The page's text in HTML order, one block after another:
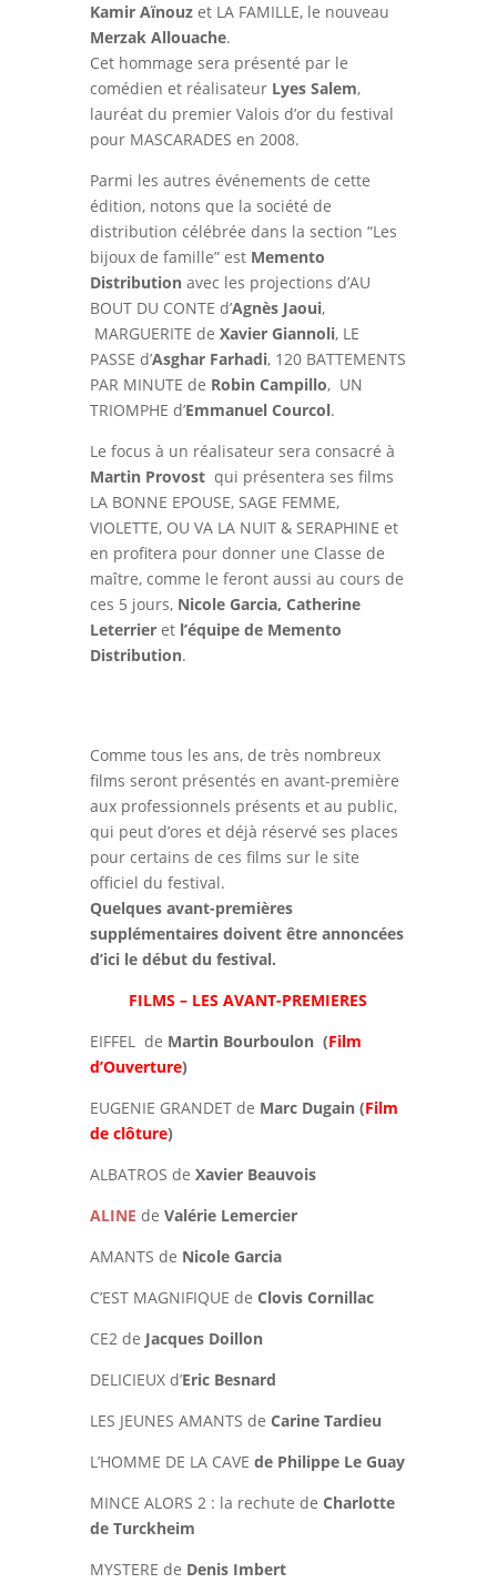
Kamir Aïnouzet LA FAMILLE, le nouveau
Merzak Allouache.
Cet hommage sera présenté par le
comédien et réalisateur Lyes Salem,
lauréat du premier Valois d’or du festival
pour MASCARADES en 2008.
Parmi les autres événements de cette
édition, notons que la société de
distribution célébrée dans la section “Les
bijoux de famille” est Memento
Distributionavec les projections d’AU
BOUT DU CONTE d’Agnès Jaoui,
MARGUERITE de Xavier Giannoli, LE
PASSE d’Asghar Farhadi, 120 BATTEMENTS
PAR MINUTE de Robin Campillo, UN
TRIOMPHE d’Emmanuel Courcol.
Le focus à un réalisateur sera consacré à
Martin Provostqui présentera ses films
LA BONNE EPOUSE, SAGE FEMME,
VIOLETTE, OU VA LA NUIT & SERAPHINE et
en profitera pour donner une Classe de
maître, comme le feront aussi au cours de
ces 5 jours, Nicole Garcia, Catherine
Leterrieret l’équipe de Memento
Distribution.
Comme tous les ans, de très nombreux
films seront présentés en avant-première
aux professionnels présents et au public,
qui peut d’ores et déjà réservé ses places
pour certains de ces films sur le site
officiel du festival.
Quelques avant-premières
supplémentaires doivent être annoncées
d’ici le début du festival.
FILMS – LES AVANT-PREMIERES
EIFFEL de Martin Bourboulon (Film
d’Ouverture)
EUGENIE GRANDET de Marc Dugain (Film
de clôture)
ALBATROS de Xavier Beauvois
ALINE de Valérie Lemercier
AMANTS de Nicole Garcia
C’EST MAGNIFIQUE de Clovis Cornillac
CE2 de Jacques Doillon
DELICIEUX d’Eric Besnard
LES JEUNES AMANTS de Carine Tardieu
L’HOMME DE LA CAVE de Philippe Le Guay
MINCE ALORS 2 : la rechute de Charlotte
de Turckheim
MYSTERE de Denis Imbert